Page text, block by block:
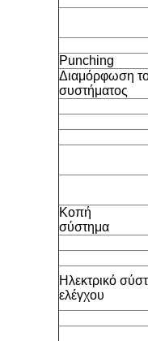
Punching
Διαμόρφωση
συστήματος
Κοπή
σύστημα
Ηλεκτρικό
ελέγχου